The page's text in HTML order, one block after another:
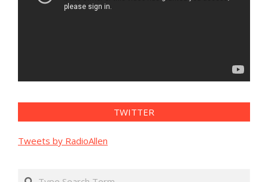
TWITTER
Tweets by RadioAllen
Search